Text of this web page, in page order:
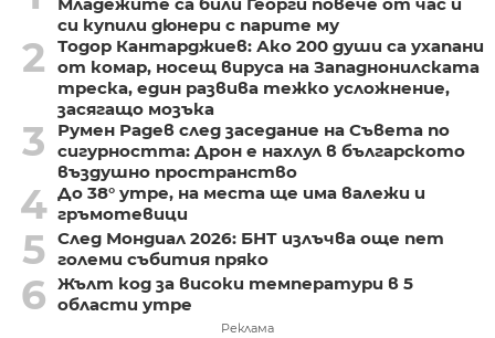
си купили дюнери с парите му
2
Тодор Кантарджиев: Ако 200 души са ухапани
от комар, носещ вируса на Западнонилската
треска, един развива тежко усложнение,
засягащо мозъка
3
Румен Радев след заседание на Съвета по
сигурността: Дрон е нахлул в българското
въздушно пространство
4 До 38° утре, на места ще има валежи и
гръмотевици
5 След Мондиал 2026: БНТ излъчва още пет
големи събития пряко
6 Жълт код за високи температури в 5
области утре
Реклама